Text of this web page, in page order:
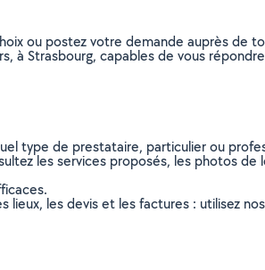
ou postez votre demande auprès de
à Strasbourg, capables de vous
type de prestataire, particulier ou
les services proposés, les photos de
les devis et les factures : utilisez